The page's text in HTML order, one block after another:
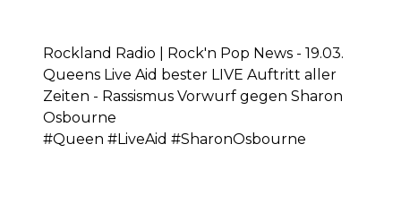
Rockland Radio | Rock'n Pop News - 19.03.
Queens Live Aid bester LIVE Auftritt aller
Zeiten - Rassismus Vorwurf gegen Sharon
Osbourne
#Queen #LiveAid #SharonOsbourne